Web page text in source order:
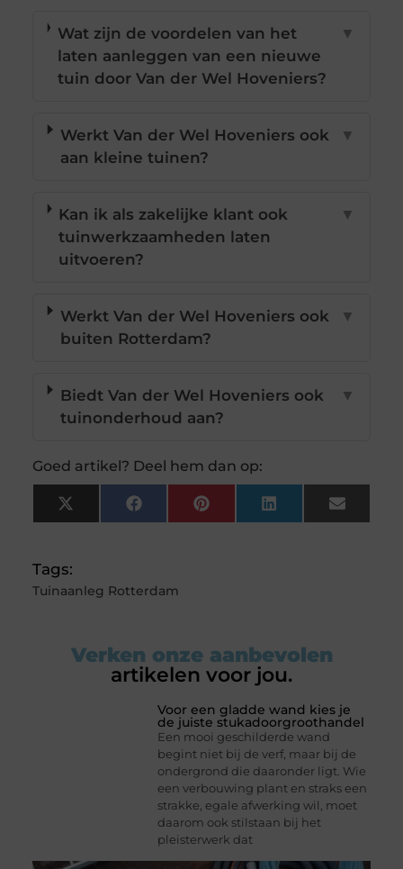
Wat zijn de voordelen van het
laten aanleggen van een nieuwe
tuin door Van der Wel Hoveniers?
▼
Werkt Van der Wel Hoveniers ook
aan kleine tuinen?
▼
Kan ik als zakelijke klant ook
tuinwerkzaamheden laten
uitvoeren?
▼
Werkt Van der Wel Hoveniers ook
buiten Rotterdam?
▼
Biedt Van der Wel Hoveniers ook
tuinonderhoud aan?
▼
Goed artikel? Deel hem dan op:
X
(Twitter)
FacebookPinterestLinkedInEmail
Tags:
Tuinaanleg Rotterdam
Verken onze aanbevolen
artikelen voor jou.
Voor een gladde wand kies je
de juiste stukadoorgroothandel
Een mooi geschilderde wand
begint niet bij de verf, maar bij de
ondergrond die daaronder ligt. Wie
een verbouwing plant en straks een
strakke, egale afwerking wil, moet
daarom ook stilstaan bij het
pleisterwerk dat